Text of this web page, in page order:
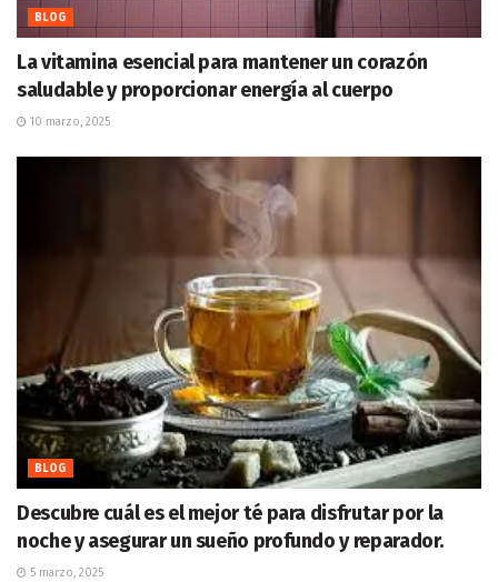
BLOG
La vitamina esencial para mantener un corazón
saludable y proporcionar energía al cuerpo
10 marzo, 2025
BLOG
Descubre cuál es el mejor té para disfrutar por la
noche y asegurar un sueño profundo y reparador.
5 marzo, 2025